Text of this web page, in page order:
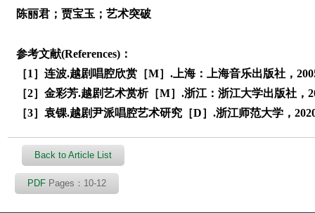
陈丽君；贾宝玉；艺术突破
参考文献(References)：
［1］连波.越剧唱腔欣赏［M］.上海：上海音乐出版社，
［2］金彩芳.越剧艺术赏析［M］.浙江：浙江大学出版社，
［3］袁锞.越剧尹派唱腔艺术研究［D］.浙江师范大学，
Back to Article List
PDF Pages：10-12